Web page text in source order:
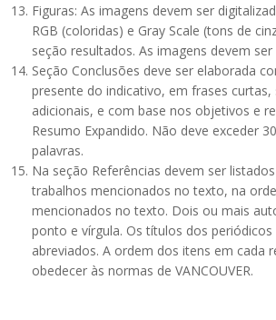
Figuras: As imagens devem ser
RGB (coloridas) e Gray Scale (tons de
seção resultados. As imagens devem
Seção Conclusões deve ser elaborada
presente do indicativo, em frases
adicionais, e com base nos objetivos e
Resumo Expandido. Não deve exceder
palavras.
Na seção Referências devem ser
trabalhos mencionados no texto, na
mencionados no texto. Dois ou mais
ponto e vírgula. Os títulos dos
abreviados. A ordem dos itens em cada
obedecer às normas de VANCOUVER.